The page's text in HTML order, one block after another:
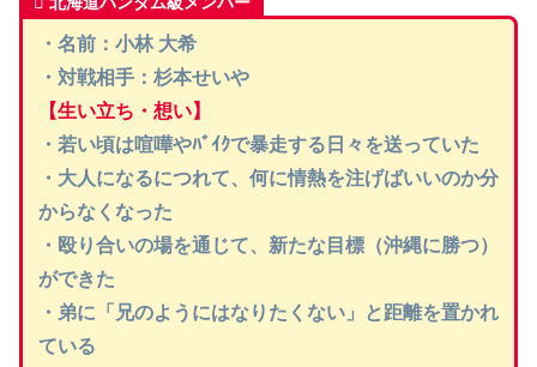
・名前：小林 大希
・対戦相手：杉本せいや
【生い立ち・想い】
・若い頃は喧嘩やﾊﾞｲｸで暴走する日々を送っていた
・大人になるにつれて、何に情熱を注げばいいのか分
からなくなった
・殴り合いの場を通じて、新たな目標（沖縄に勝つ）
ができた
・弟に「兄のようにはなりたくない」と距離を置かれ
ている